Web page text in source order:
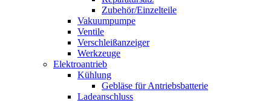
Zubehör/Einzelteile
Vakuumpumpe
Ventile
Verschleißanzeiger
Werkzeuge
Elektroantrieb
Kühlung
Gebläse für Antriebsbatterie
Ladeanschluss